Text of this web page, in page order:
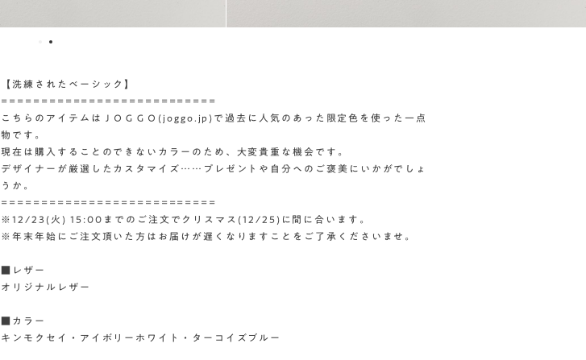
【洗練されたベーシック】
===========================
こちらのアイテムはＪＯＧＧＯ(joggo.jp)で過去に人気のあった限定色を使った一点
物です。
現在は購入することのできないカラーのため、大変貴重な機会です。
デザイナーが厳選したカスタマイズ……プレゼントや自分へのご褒美にいかがでしょ
うか。
===========================
※12/23(火) 15:00までのご注文でクリスマス(12/25)に間に合います。
※年末年始にご注文頂いた方はお届けが遅くなりますことをご了承くださいませ。
■レザー
オリジナルレザー
■カラー
キンモクセイ・アイボリーホワイト・ターコイズブルー